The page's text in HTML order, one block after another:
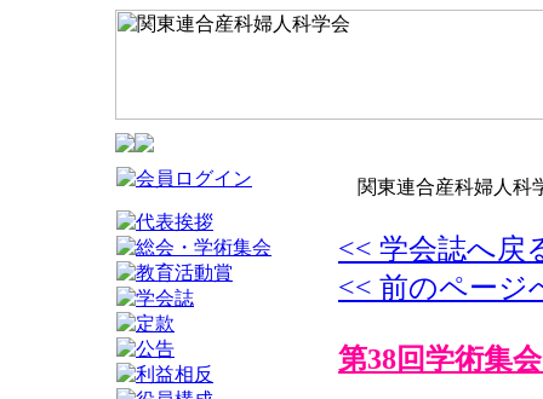
関東連合産科婦人科
<< 学会誌へ戻
<< 前のページ
第38回学術集会